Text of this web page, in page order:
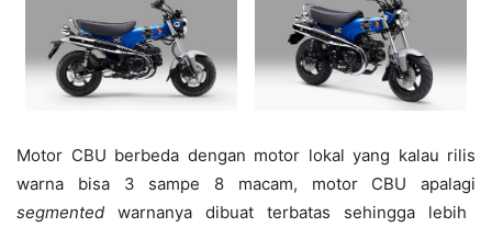
Motor CBU berbeda dengan motor lokal yang kalau rilis
warna bisa 3 sampe 8 macam, motor CBU apalagi
segmented warnanya dibuat terbatas sehingga lebih